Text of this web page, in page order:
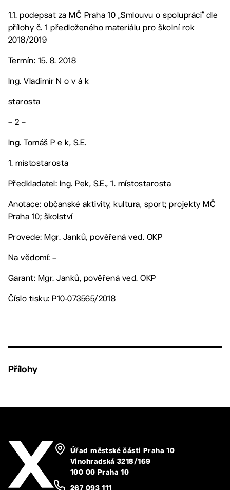
1.1. podepsat za MČ Praha 10 „Smlouvu o spolupráci“ dle
přílohy č. 1 předloženého materiálu pro školní rok
2018/2019
Termín: 15. 8. 2018
Ing. Vladimír N o v á k
starosta
– 2 –
Ing. Tomáš P e k, S.E.
1. místostarosta
Předkladatel: Ing. Pek, S.E., 1. místostarosta
Anotace: občanské aktivity, kultura, sport; projekty MČ
Praha 10; školství
Provede: Mgr. Janků, pověřená ved. OKP
Na vědomí: –
Garant: Mgr. Janků, pověřená ved. OKP
Číslo tisku: P10-073565/2018
Přílohy
Úřad městské části Praha 10
Vinohradská 3218/169
100 00 Praha 10